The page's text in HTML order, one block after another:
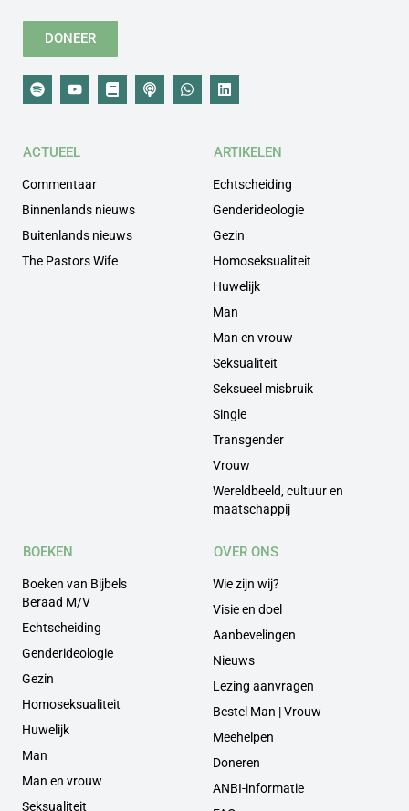
DONEER
ACTUEEL
Commentaar
Binnenlands nieuws
Buitenlands nieuws
The Pastors Wife
ARTIKELEN
Echtscheiding
Genderideologie
Gezin
Homoseksualiteit
Huwelijk
Man
Man en vrouw
Seksualiteit
Seksueel misbruik
Single
Transgender
Vrouw
Wereldbeeld, cultuur en
maatschappij
BOEKEN
Boeken van Bijbels
Beraad M/V
Echtscheiding
Genderideologie
Gezin
Homoseksualiteit
Huwelijk
Man
Man en vrouw
Seksualiteit
OVER ONS
Wie zijn wij?
Visie en doel
Aanbevelingen
Nieuws
Lezing aanvragen
Bestel Man | Vrouw
Meehelpen
Doneren
ANBI-informatie